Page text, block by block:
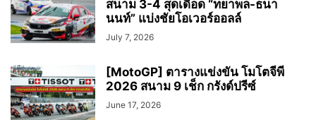
สนาม 3-4 สุดเดือด “ทยาพล-ธนา
นนท์” แบ่งชัยโอเวอร์ออลล์
July 7, 2026
[MotoGP] ตารางแข่งขัน โมโตจีพี
2026 สนาม 9 เช็ก กรังด์ปรีซ์
June 17, 2026